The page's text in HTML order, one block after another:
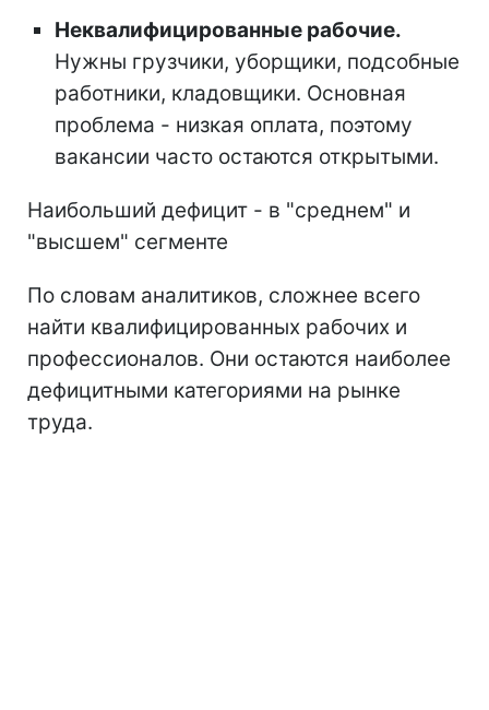
Неквалифицированные рабочие.
Нужны грузчики, уборщики, подсобные
работники, кладовщики. Основная
проблема - низкая оплата, поэтому
вакансии часто остаются открытыми.
Наибольший дефицит - в "среднем" и
"высшем" сегменте
По словам аналитиков, сложнее всего
найти квалифицированных рабочих и
профессионалов. Они остаются наиболее
дефицитными категориями на рынке
труда.